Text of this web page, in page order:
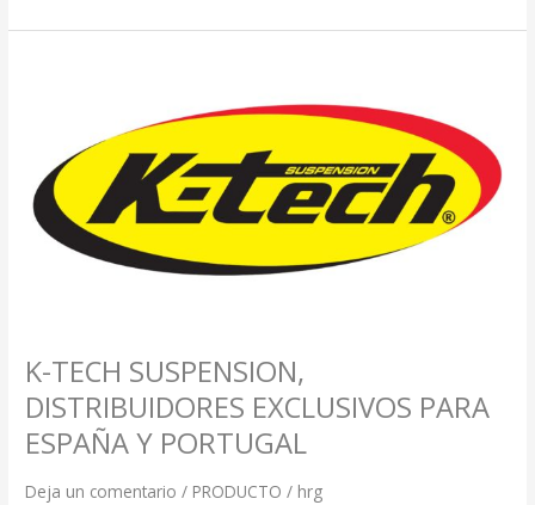
K-TECH SUSPENSION,
DISTRIBUIDORES EXCLUSIVOS PARA
ESPAÑA Y PORTUGAL
Deja un comentario / PRODUCTO / hrg
DISTRIBUIDORES
EXCLUSIVOS
PARA
ESPAÑA